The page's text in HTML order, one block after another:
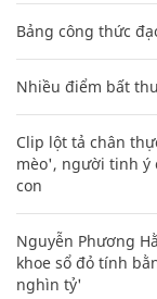
Bảng công thức
Nhiều điểm bất
Clip lột tả chân
mèo', người tinh ý
con
Nguyễn Phương
khoe sổ đỏ tính
nghìn tỷ'